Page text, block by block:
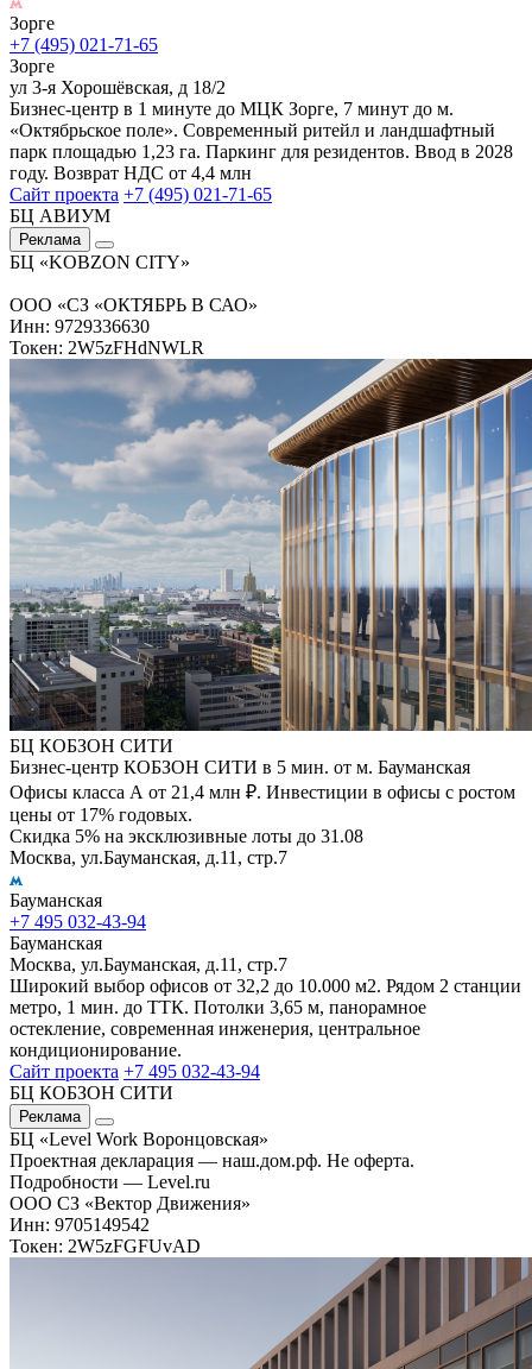
Зорге
+7 (495) 021-71-65
Зорге
ул 3-я Хорошёвская, д 18/2
Бизнес-центр в 1 минуте до МЦК Зорге, 7 минут до м.
«Октябрьское поле». Современный ритейл и ландшафтный
парк площадью 1,23 га. Паркинг для резидентов. Ввод в 2028
году. Возврат НДС от 4,4 млн
Сайт проекта +7 (495) 021-71-65
БЦ АВИУМ
Реклама
БЦ «KOBZON CITY»
ООО «СЗ «ОКТЯБРЬ В САО»
Инн: 9729336630
Токен: 2W5zFHdNWLR
БЦ КОБЗОН СИТИ
Бизнес-центр КОБЗОН СИТИ в 5 мин. от м. Бауманская
Офисы класса А от 21,4 млн ₽. Инвестиции в офисы с ростом
цены от 17% годовых.
Скидка 5% на эксклюзивные лоты до 31.08
Москва, ул.Бауманская, д.11, стр.7
Бауманская
+7 495 032-43-94
Бауманская
Москва, ул.Бауманская, д.11, стр.7
Широкий выбор офисов от 32,2 до 10.000 м2. Рядом 2 станции
метро, 1 мин. до ТТК. Потолки 3,65 м, панорамное
остекление, современная инженерия, центральное
кондиционирование.
Сайт проекта +7 495 032-43-94
БЦ КОБЗОН СИТИ
Реклама
БЦ «Level Work Воронцовская»‎
Проектная декларация — наш.дом.рф. Не оферта.
Подробности — Level.ru
ООО СЗ «Вектор Движения»
Инн: 9705149542
Токен: 2W5zFGFUvAD